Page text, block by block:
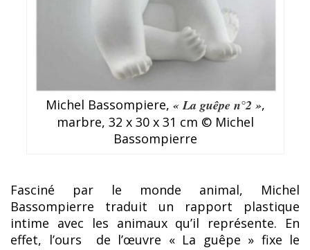
Michel Bassompiere, « La guêpe n°2 »,
marbre, 32 x 30 x 31 cm © Michel
Bassompierre
Fasciné par le monde animal, Michel
Bassompierre traduit un rapport plastique
intime avec les animaux qu’il représente. En
effet, l’ours de l’œuvre « La guêpe » fixe le